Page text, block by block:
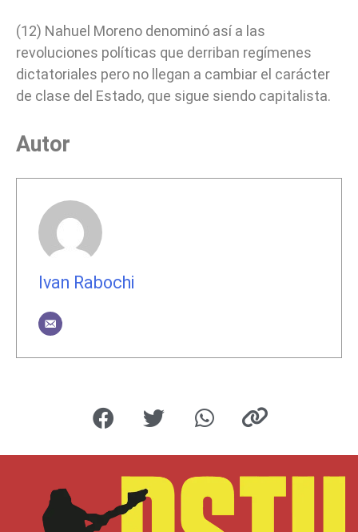
(12) Nahuel Moreno denominó así a las
revoluciones políticas que derriban regímenes
dictatoriales pero no llegan a cambiar el carácter
de clase del Estado, que sigue siendo capitalista.
Autor
Ivan Rabochi